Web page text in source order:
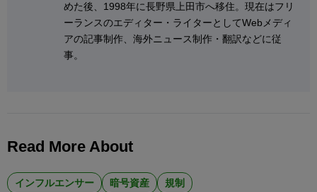
めた後、1998年に長野県上田市へ移住。現在はフリ
ーランスのエディター・ライターとしてWebメディ
アの記事制作、海外ニュース制作・翻訳などに従
事。
Read More About
インフルエンサー 暗号資産 規制